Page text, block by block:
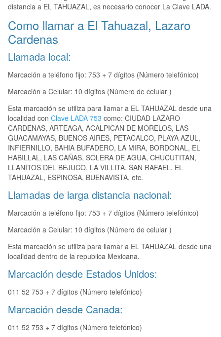
distancia a EL TAHUAZAL, es necesario conocer La Clave LADA.
Como llamar a El Tahuazal, Lazaro
Cardenas
Llamada local:
Marcación a teléfono fijo: 753 + 7 dígitos (Número telefónico)
Marcación a Celular: 10 dígitos (Número de celular )
Esta marcación se utiliza para llamar a EL TAHUAZAL desde una
localidad con Clave LADA 753 como: CIUDAD LAZARO
CARDENAS, ARTEAGA, ACALPICAN DE MORELOS, LAS
GUACAMAYAS, BUENOS AIRES, PETACALCO, PLAYA AZUL,
INFIERNILLO, BAHIA BUFADERO, LA MIRA, BORDONAL, EL
HABILLAL, LAS CAÑAS, SOLERA DE AGUA, CHUCUTITAN,
LLANITOS DEL BEJUCO, LA VILLITA, SAN RAFAEL, EL
TAHUAZAL, ESPINOSA, BUENAVISTA, etc.
Llamadas de larga distancia nacional:
Marcación a teléfono fijo: 753 + 7 dígitos (Número telefónico)
Marcación a Celular: 10 dígitos (Número de celular )
Esta marcación se utiliza para llamar a EL TAHUAZAL desde una
localidad dentro de la republica Mexicana.
Marcación desde Estados Unidos:
011 52 753 + 7 dígitos (Número telefónico)
Marcación desde Canada:
011 52 753 + 7 dígitos (Número telefónico)